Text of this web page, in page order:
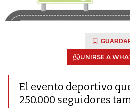
UNIRSE A
El evento deportivo
250.000 seguidores